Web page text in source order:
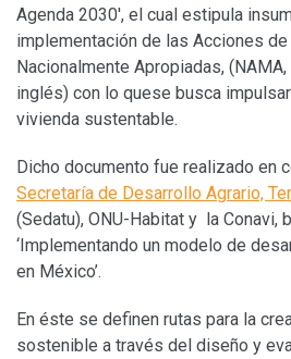
Agenda 2030′, el cual estipula
implementación de las Acciones
Nacionalmente Apropiadas,
inglés) con lo quese busca
vivienda sustentable.
Dicho documento fue realizado en
Secretaría de Desarrollo Agrario,
(Sedatu), ONU-Habitat y la Conavi,
‘Implementando un modelo de
en México’.
En éste se definen rutas para la
sostenible a través del diseño y